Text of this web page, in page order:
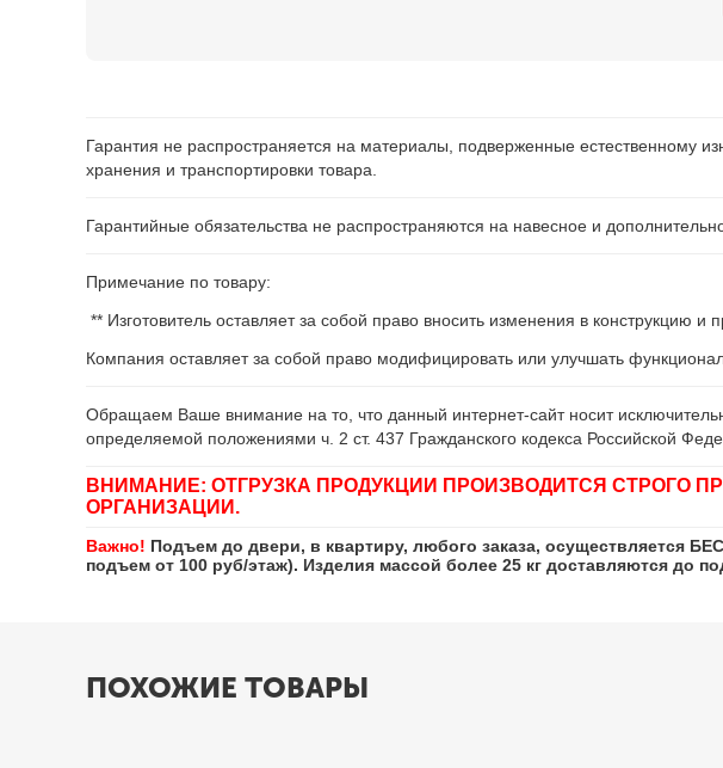
Гарантия не распространяется на материалы, подверженные естественному
хранения и транспортировки товара.
Гарантийные обязательства не распространяются на навесное и
Примечание по товару:
** Изготовитель оставляет за собой право вносить изменения в конструкцию
Компания оставляет за собой право модифицировать или улучшать
Обращаем Ваше внимание на то, что данный интернет-сайт носит
определяемой положениями ч. 2 ст. 437 Гражданского кодекса Российской
ВНИМАНИЕ: ОТГРУЗКА ПРОДУКЦИИ ПРОИЗВОДИТСЯ СТРОГО
ОРГАНИЗАЦИИ.
Важно! Подъем до двери, в квартиру, любого заказа, осуществляется
подъем от 100 руб/этаж). Изделия массой более 25 кг доставляются до
ПОХОЖИЕ ТОВАРЫ